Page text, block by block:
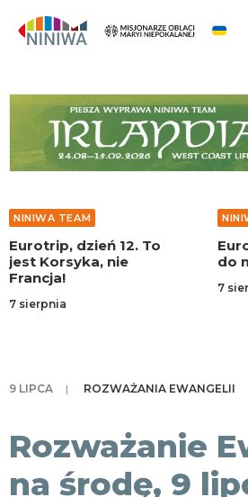
WYDARZENIA
O NAS
WSPÓLNOTA
NINIWA TEAM
FESTIWAL ŻYCIA
WOLONTARIAT
AKTUALNOŚCI
SKLEP
NINIWA TEAM
Eurotrip, dzień 12. To
jest Korsyka, nie
Francja!
7 sierpnia
do
7
9 LIPCA | ROZWAŻANIA EWANGELII
Rozważanie
na środę, 9